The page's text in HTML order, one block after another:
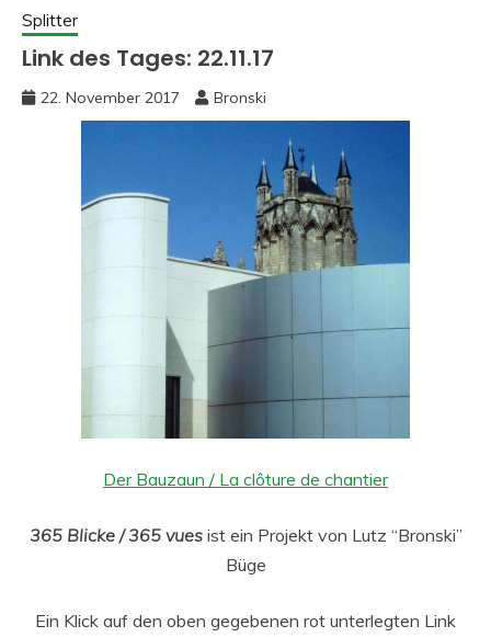
Splitter
Link des Tages: 22.11.17
22. November 2017 Bronski
Der Bauzaun / La clôture de chantier
365 Blicke / 365 vuesist ein Projekt von Lutz “Bronski”
Büge
Ein Klick auf den oben gegebenen rot unterlegten Link